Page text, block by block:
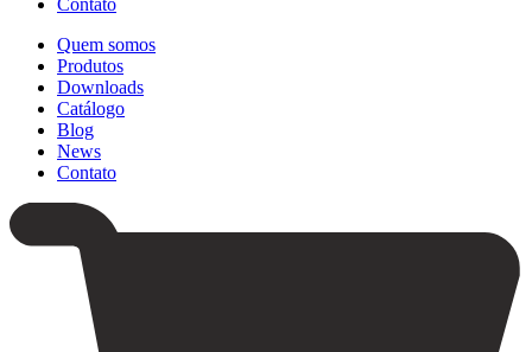
Contato
Quem somos
Produtos
Downloads
Catálogo
Blog
News
Contato